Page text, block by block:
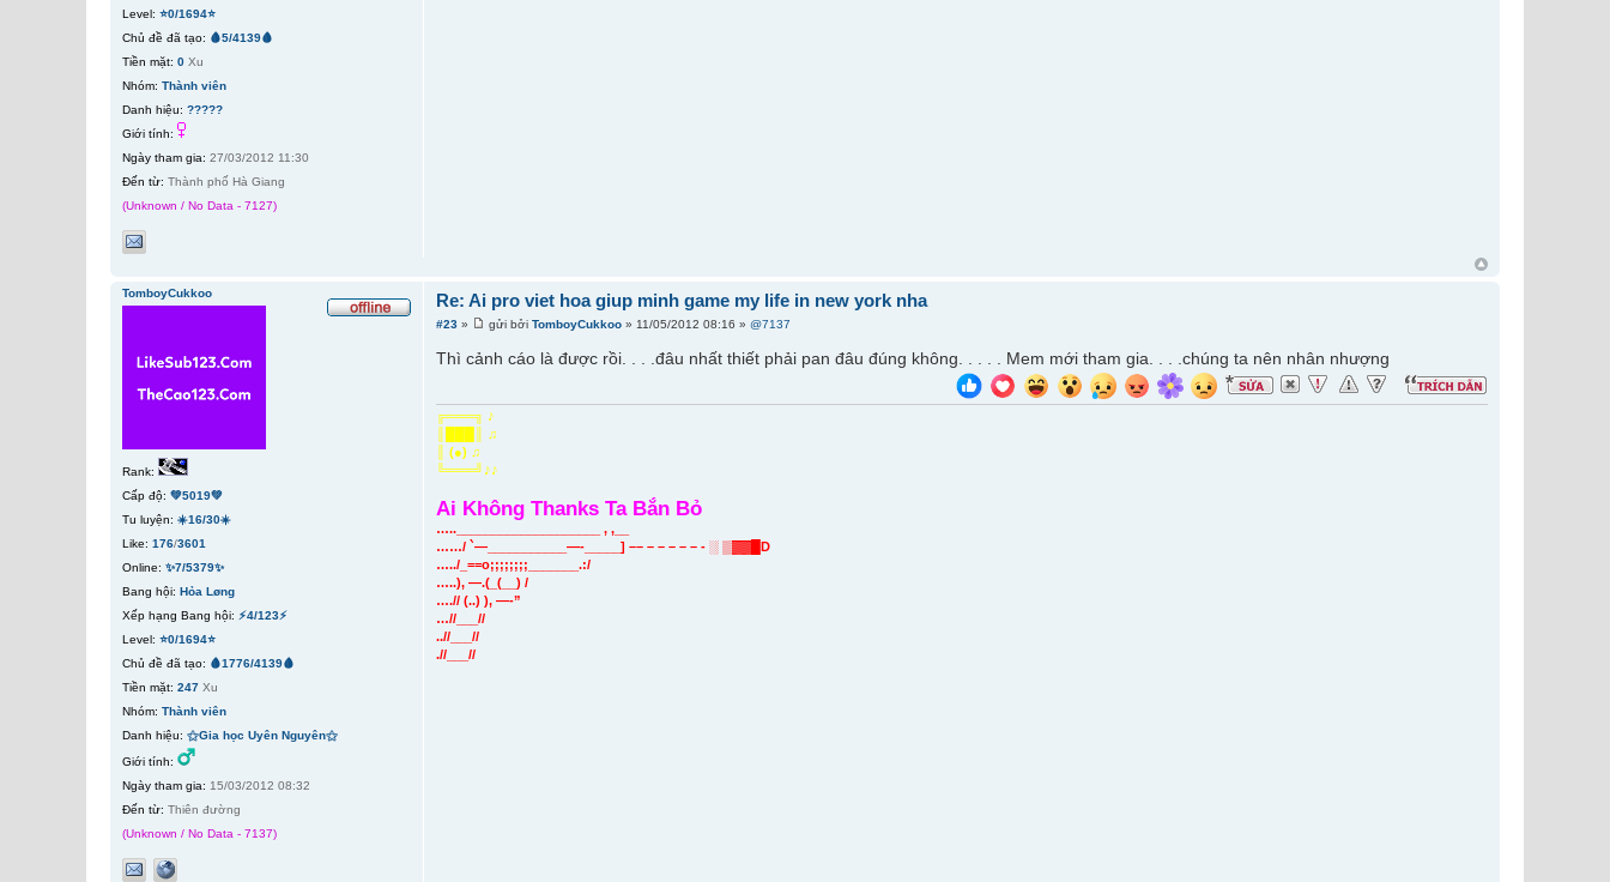
Level: ⭐0/1694⭐
Chủ đề đã tạo: 🩸5/4139🩸
Tiền mặt: 0 Xu
Nhóm: Thành viên
Danh hiệu: ?????
Giới tính:
Ngày tham gia: 27/03/2012 11:30
Đến từ: Thành phố Hà Giang
(Unknown / No Data - 7127)
Re: Ai pro viet hoa giup minh game my life in new york nha
#23 » gửi bởiTomboyCukkoo » 11/05/2012 08:16 »@7137
Thì cảnh cáo là được rồi. . . .đâu nhất thiết phải pan đâu đúng không. . . . . Mem mới tham gia. . . .chúng ta nên nhân nhượng
╔═══╗ ♪
║███║ ♫
║ (●) ♫
╚═══╝♪♪
Ai Không Thanks Ta Bắn Bỏ
…..____________________ , ,__
……/ `—___________—-_____] –– – – – – – - ░ ▒▓▓█D
…../_==o;;;;;;;;_______.:/
…..), —.(_(__) /
….// (..) ), —-”
…//___//
..//___//
.//___//
TomboyCukkoo
Rank:
Cấp độ: 💚5019💚
Tu luyện: ☀️16/30☀️
Like: 176/3601
Online: ✨7/5379✨
Bang hội: Hỏa Løng
Xếp hạng Bang hội: ⚡4/123⚡
Level: ⭐0/1694⭐
Chủ đề đã tạo: 🩸1776/4139🩸
Tiền mặt: 247 Xu
Nhóm: Thành viên
Danh hiệu: ⚝Gia học Uyên Nguyên⚝
Giới tính:
Ngày tham gia: 15/03/2012 08:32
Đến từ: Thiên đường
(Unknown / No Data - 7137)